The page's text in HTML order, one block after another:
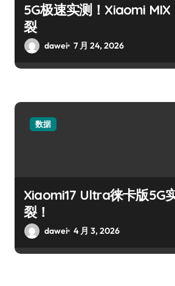
5G极速实测！Xiaomi
裂
dawei 7 月 24, 2026
数据
Xiaomi17 Ultra徕卡版5G
裂！
dawei 4 月 3, 2026